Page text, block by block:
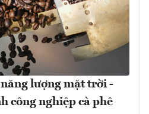
lượng mặt trời -
công nghiệp cà phê